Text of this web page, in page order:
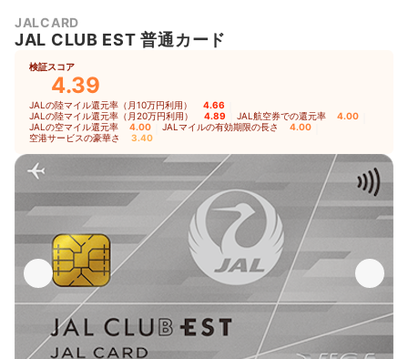
JALCARD
JAL CLUB EST 普通カード
検証スコア
4.39
JALの陸マイル還元率（月10万円利用） 4.66
JALの陸マイル還元率（月20万円利用） 4.89 JAL航空券での還元率 4.00
JALの空マイル還元率 4.00 JALマイルの有効期限の長さ 4.00
空港サービスの豪華さ 3.40